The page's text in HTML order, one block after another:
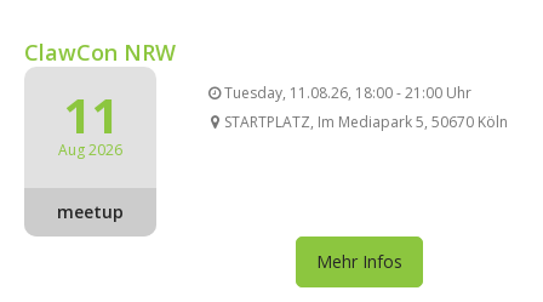
ClawCon NRW
11
Aug 2026
meetup
Tuesday, 11.08.26, 18:00 - 21:00 Uhr
STARTPLATZ, Im Mediapark 5, 50670 Köln
Mehr Infos